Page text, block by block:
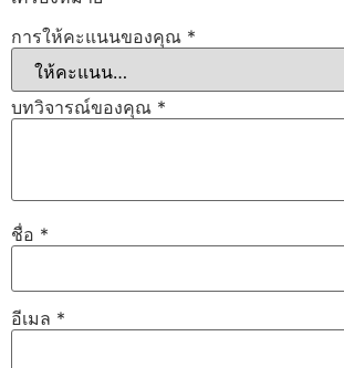
การให้คะแนนของคุณ *
บทวิจารณ์ของคุณ *
ชื่อ *
อีเมล *